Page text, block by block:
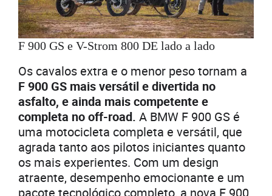
F 900 GS e V-Strom 800 DE lado a lado
Os cavalos extra e o menor peso tornam a
F 900 GS mais versátil e divertida no
asfalto, e ainda mais competente e
completa no off-road. A BMW F 900 GS é
uma motocicleta completa e versátil, que
agrada tanto aos pilotos iniciantes quanto
os mais experientes. Com um design
atraente, desempenho emocionante e um
pacote tecnológico completo, a nova F 900